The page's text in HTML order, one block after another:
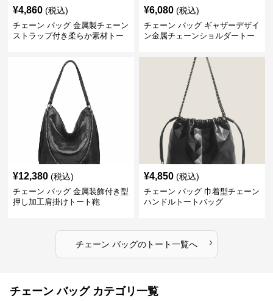
¥4,860 (税込)
チェーン バッグ 金属製チェーン
ストラップ付き柔らか素材トー
¥6,080 (税込)
チェーン バッグ ギャザーデザイ
ン金属チェーンショルダートー
¥12,380 (税込)
チェーン バッグ 金属装飾付き型
押し加工肩掛けトート鞄
¥4,850 (税込)
チェーン バッグ 巾着型チェーン
ハンドルトートバッグ
チェーン バッグのトート一覧へ ›
チェーン バッグ カテゴリ一覧